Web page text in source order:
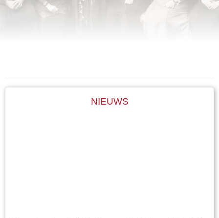
NIEUWS